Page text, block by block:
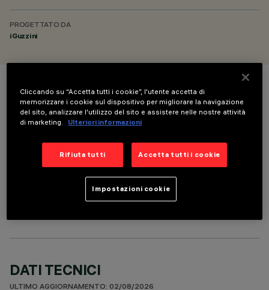
PROGETTATO DA
iGuzzini
COLORE
COMPONENTI OPZIONALI
DATI TECNICI
ULTIMO AGGIORNAMENTO: 02/08/2026
Cliccando su “Accetta tutti i cookie”, l'utente accetta di
memorizzare i cookie sul dispositivo per migliorare la navigazione
del sito, analizzare l'utilizzo del sito e assistere nelle nostre attività
di marketing.
Ulteriori informazioni
Rifiuta tutti Accetta tutti i cookie
Impostazioni cookie